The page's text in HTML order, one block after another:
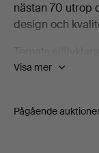
nästan 70 utrop
design och
Monaco Slot
ytterligare tre
Visa mer
Pågående